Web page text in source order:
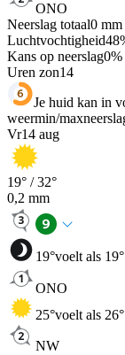
ONO
Neerslag totaal0 mm
Luchtvochtigheid48
Kans op neerslag0%
Uren zon14
Je huid kan in
weermin/max
Vr14 aug
19° /32°
0,2 mm
19°voelt als 19°
ONO
25°voelt als 26°
NW